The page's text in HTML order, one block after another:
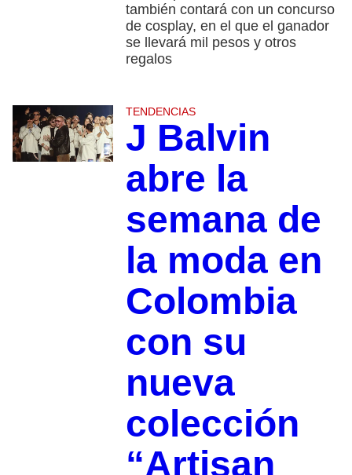
también contará con un concurso
de cosplay, en el que el ganador
se llevará mil pesos y otros
regalos
TENDENCIAS
J Balvin
abre la
semana de
la moda en
Colombia
con su
nueva
colección
“Artisan